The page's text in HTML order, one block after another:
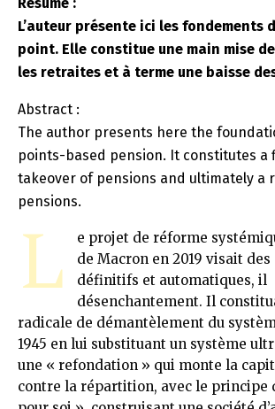
L’auteur présente ici les fondements
point. Elle constitue une main mise
les retraites et à terme une baisse
Abstract :
The author presents here the
points-based pension. It constitutes a
takeover of pensions and ultimately a
pensions.
L
e projet de réforme
de Macron en 2019 visait
définitifs et automatiques, il
désenchantement. Il
radicale de démantèlement du
1945 en lui substituant un système
une « refondation » qui monte la
contre la répartition, avec le principe